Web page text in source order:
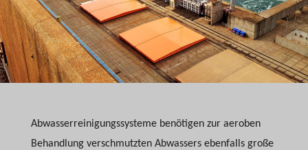
Abwasserreinigungssysteme benötigen zur aeroben
Behandlung verschmutzten Abwassers ebenfalls große